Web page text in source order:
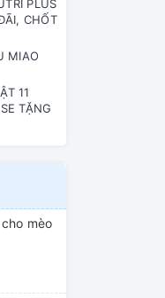
PLUS
CHỐT
MIAO
11
TẶNG
mèo